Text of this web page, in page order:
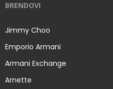
BRENDOVI
Jimmy Choo
Emporio Armani
Armani Exchange
Arnette